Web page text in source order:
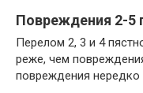
Повреждения 2-5
Перелом 2, 3 и 4
реже, чем
повреждения